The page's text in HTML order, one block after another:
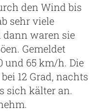
den Wind bis
sehr viele
waren sie
Gemeldet
und 65 km/h. Die
12 Grad, nachts
sich kälter an.